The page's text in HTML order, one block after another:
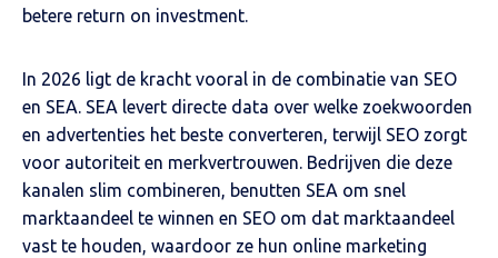
betere return on investment.
In 2026 ligt de kracht vooral in de combinatie van SEO
en SEA. SEA levert directe data over welke zoekwoorden
en advertenties het beste converteren, terwijl SEO zorgt
voor autoriteit en merkvertrouwen. Bedrijven die deze
kanalen slim combineren, benutten SEA om snel
marktaandeel te winnen en SEO om dat marktaandeel
vast te houden, waardoor ze hun online marketing